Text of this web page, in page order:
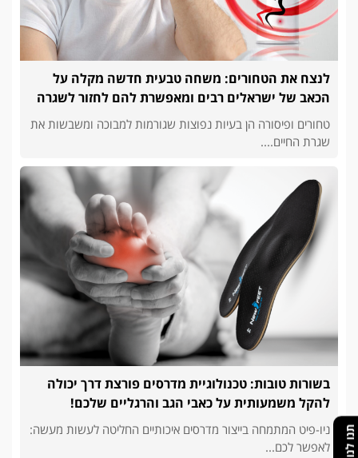
לנצח את הטחורים: משחה טבעית חדשה מקלה על
הכאב של ישראלים רבים ומאפשרת להם לחזור לשגרה
טחורים ופיסורה הן בעיות נפוצות שגורמות למבוכה ומשבשות את
שגרת החיים....
בשורות טובות: טכנולוגיית מדרסים פורצת דרך יכולה
להקל משמעותית על כאבי הגב והרגליים שלכם!
ניו-פיט המתמחה בייצור מדרסים איכותיים החליטה לעשות מעשה:
לאפשר לכם...